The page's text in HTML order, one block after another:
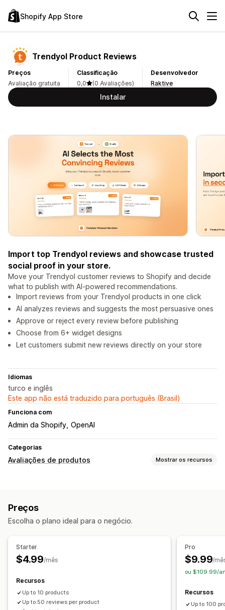
Shopify App Store
Trendyol Product Reviews
Preços
Avaliação gratuita
Classificação
0,0
(0 Avaliações)
Desenvolvedor
Raktive
Instalar
Import top Trendyol reviews and showcase trusted
social proof in your store.
Move your Trendyol customer reviews to Shopify and decide
what to publish with AI-powered recommendations.
Import reviews from your Trendyol products in one click
AI analyzes reviews and suggests the most persuasive ones
Approve or reject every review before publishing
Choose from 6+ widget designs
Let customers submit new reviews directly on your store
Idiomas
turco e inglês
Este app não está traduzido para português (Brasil)
Funciona com
Admin da Shopify OpenAI
Categorias
Avaliações de produtos Mostrar os recursos
Avaliações por estrelas
Layout de grade Abas ou barras laterais
Pop-ups
Preços
Escolha o plano ideal para o negócio.
Starter
$4.99/mês
Recursos
Up to 10 products
Up to 50 reviews per product
Pro
$9.99/
ou $109.99/
Recursos
Up to 100